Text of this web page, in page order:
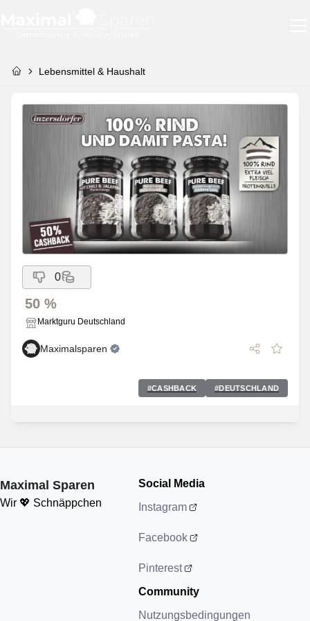
Lebensmittel & Haushalt
0
50 %
Marktguru Deutschland
Maximalsparen
#CASHBACK #DEUTSCHLAND
Maximal Sparen
Wir 💖 Schnäppchen
Social Media
Instagram
Facebook
Pinterest
Community
Nutzungsbedingungen